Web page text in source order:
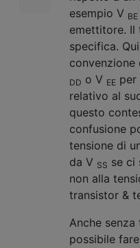
esempio V BE
emettitore. Il
specifica.
convenzione
DD o V EE per
relativo al
questo
confusione
tensione di
da V SS se ci
non alla
transistor &
Anche
possibile